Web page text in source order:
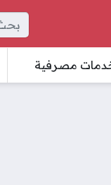
مصرفية